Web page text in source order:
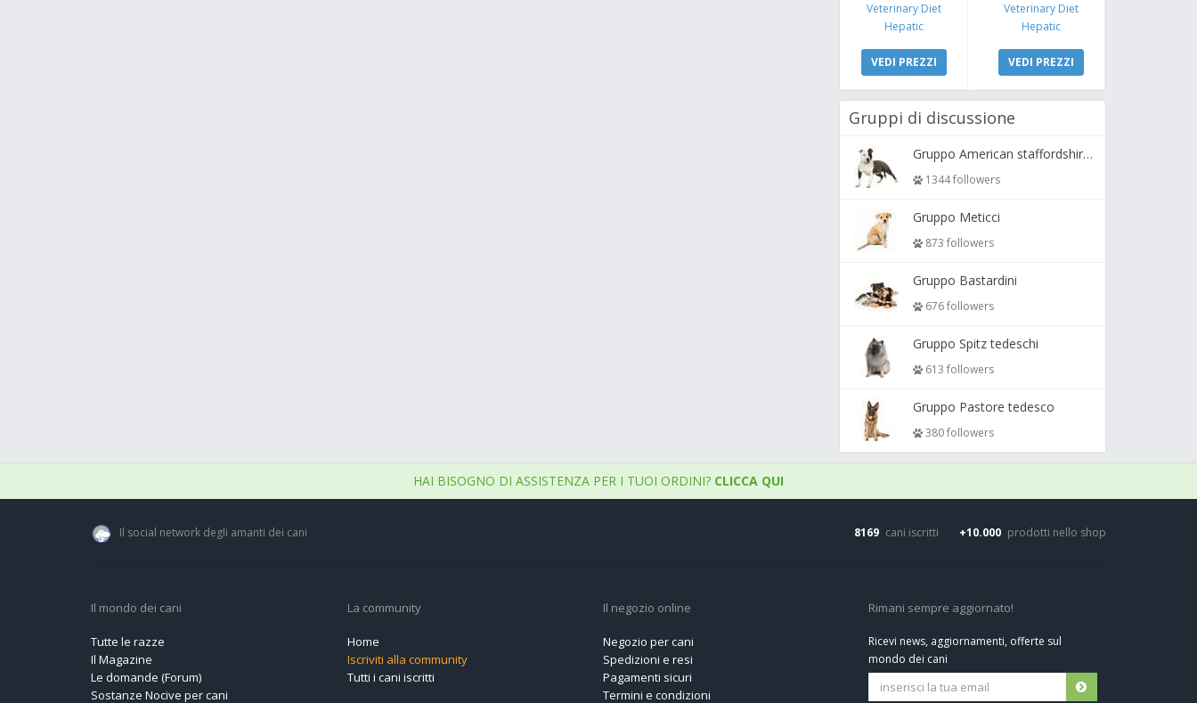
Veterinary Diet
Hepatic
VEDI PREZZI
Veterinary Diet
Hepatic
VEDI PREZZI
Gruppi di discussione
Gruppo American staffordshire terrier ( amstaff, amastaff )
1344 followers
Gruppo Meticci
873 followers
Gruppo Bastardini
676 followers
Gruppo Spitz tedeschi
613 followers
Gruppo Pastore tedesco
380 followers
HAI BISOGNO DI ASSISTENZA PER I TUOI ORDINI? CLICCA QUI
Il social network degli amanti dei cani 8169 cani iscritti +10.000 prodotti nello shop
Il mondo dei cani
Tutte le razze
Il Magazine
Le domande (Forum)
Sostanze Nocive per cani
La community
Home
Iscriviti alla community
Tutti i cani iscritti
Il negozio online
Negozio per cani
Spedizioni e resi
Pagamenti sicuri
Termini e condizioni
Rimani sempre aggiornato!
Ricevi news, aggiornamenti, offerte sul
mondo dei cani